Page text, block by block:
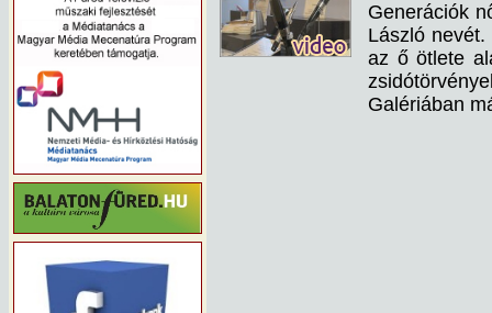
Generációk
László
az ő ötlete
Galériában